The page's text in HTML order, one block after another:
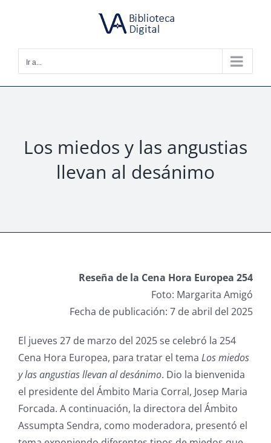
Ir a...
Los miedos y las angustias
llevan al desánimo
Reseña de la Cena Hora Europea 254
Foto: Margarita Amigó
Fecha de publicación: 7 de abril del 2025
El jueves 27 de marzo del 2025 se celebró la 254
Cena Hora Europea, para tratar el tema Los miedos
y las angustias llevan al desánimo. Dio la bienvenida
el presidente del Ámbito Maria Corral, Josep Maria
Forcada. A continuación, la directora del Ámbito
Assumpta Sendra, como moderadora, presentó el